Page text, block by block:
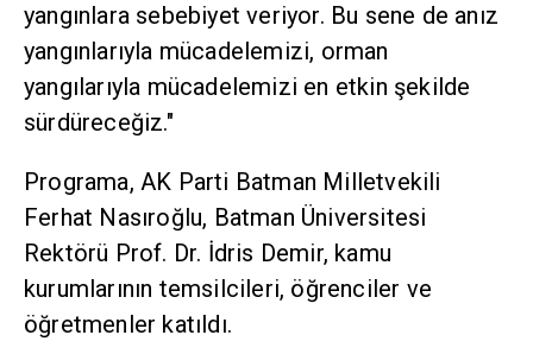
yangınlara sebebiyet veriyor. Bu sene de anız
yangınlarıyla mücadelemizi, orman
yangılarıyla mücadelemizi en etkin şekilde
sürdüreceğiz."
Programa, AK Parti Batman Milletvekili
Ferhat Nasıroğlu, Batman Üniversitesi
Rektörü Prof. Dr. İdris Demir, kamu
kurumlarının temsilcileri, öğrenciler ve
öğretmenler katıldı.